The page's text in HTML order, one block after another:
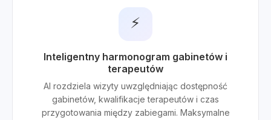
⚡
Inteligentny harmonogram gabinetów i
terapeutów
AI rozdziela wizyty uwzględniając dostępność
gabinetów, kwalifikacje terapeutów i czas
przygotowania między zabiegami. Maksymalne